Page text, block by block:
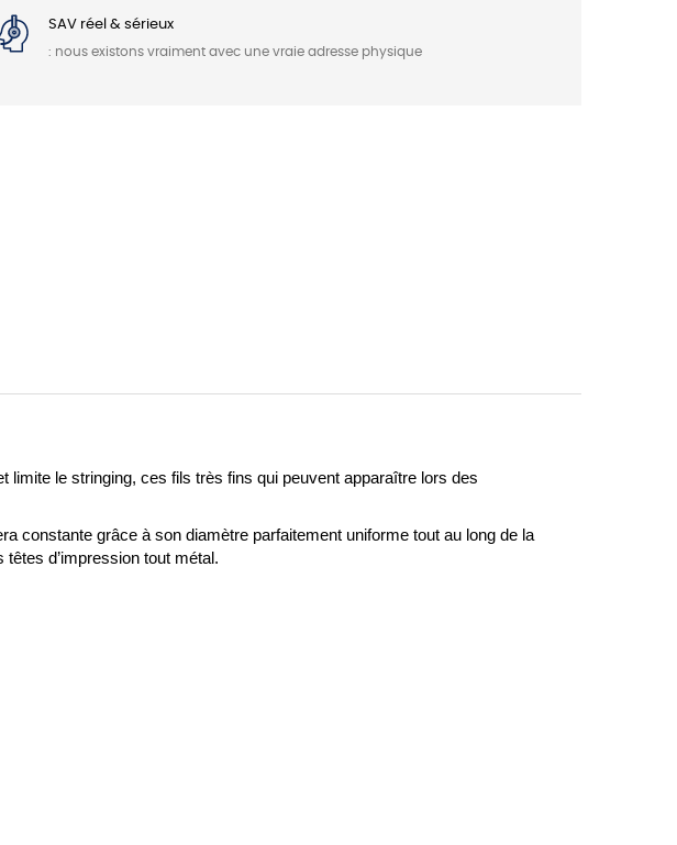
SAV réel & sérieux
: nous existons vraiment avec une vraie adresse physique
limite le stringing, ces fils très fins qui peuvent apparaître lors des
constante grâce à son diamètre parfaitement uniforme tout au long de la
d’impression tout métal.